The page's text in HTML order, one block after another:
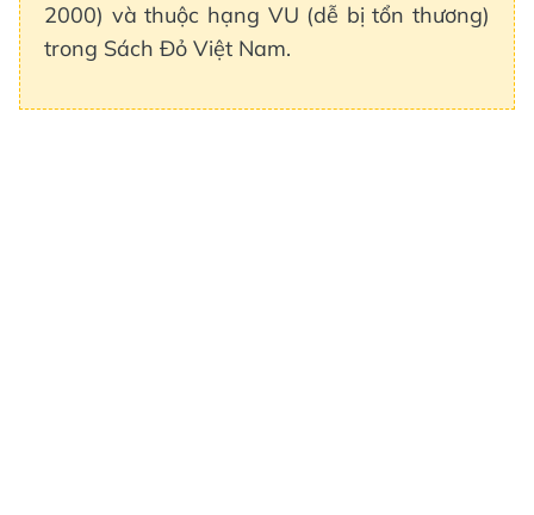
2000) và thuộc hạng VU (dễ bị tổn thương)
trong Sách Đỏ Việt Nam.